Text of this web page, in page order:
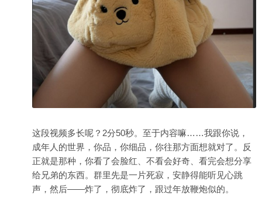
这段视频多长呢？2分50秒。至于内容嘛……我跟你说，
成年人的世界，你品，你细品，你往那方面想就对了。反
正就是那种，你看了会脸红、不看会好奇、看完会想分享
给兄弟的东西。群里先是一片死寂，安静得能听见心跳
声，然后——炸了，彻底炸了，跟过年放鞭炮似的。